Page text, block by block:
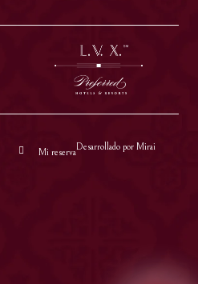
Mi reserva
Desarrollado por Mirai